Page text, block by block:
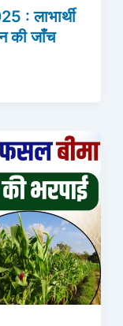
: लाभार्थी
की जाँच